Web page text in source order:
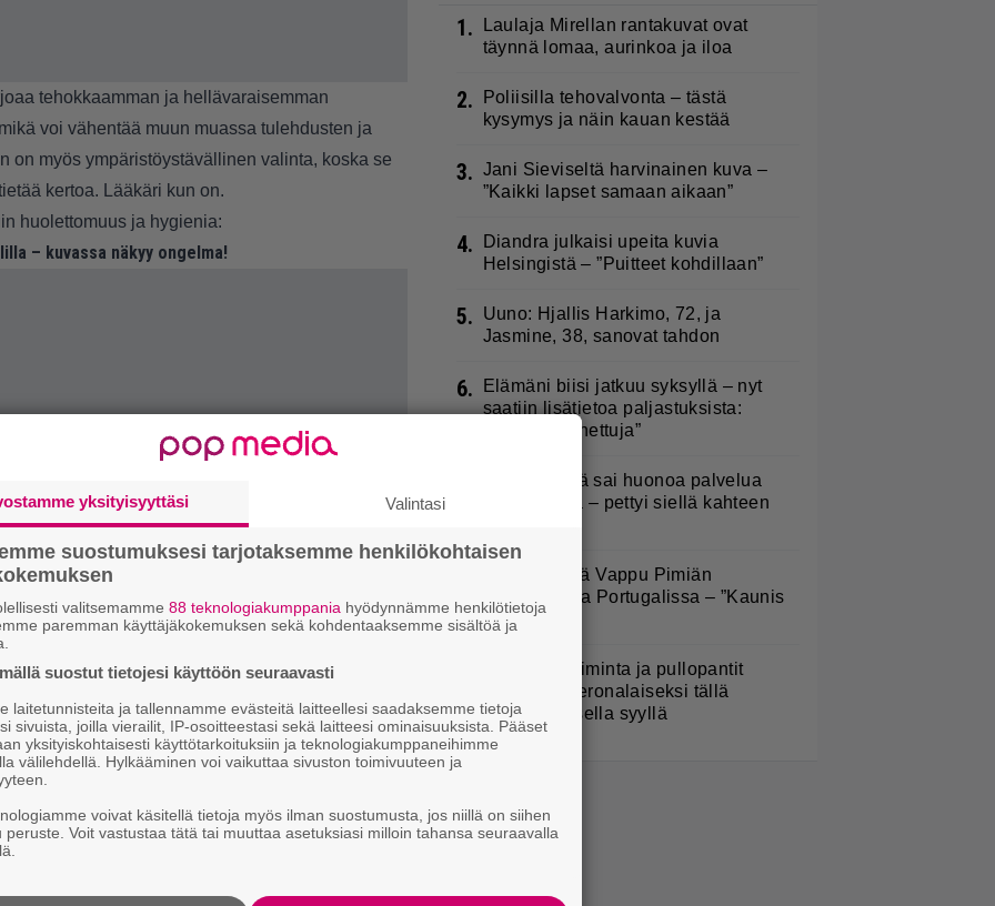
tehokkaamman ja hellävaraisemman
voi vähentää muun muassa tulehdusten ja
on myös ympäristöystävällinen valinta, koska se
kertoa. Lääkäri kun on.
huolettomuus ja hygienia:
– kuvassa näkyy ongelma!
hygieniaa, vaan tuo myös ripauksen luksusta
jotka arvostamme mukavuutta ja haluamme
sen pyyhkimällä paperilla vai pesemällä
1.
Laulaja Mirellan rantakuvat ovat
täynnä lomaa, aurinkoa ja iloa
2.
Poliisilla tehovalvonta – tästä
kysymys ja näin kauan kestää
3. Jani Sieviseltä harvinainen kuva –
”Kaikki lapset samaan aikaan”
4.
Diandra julkaisi upeita kuvia
Helsingistä – ”Puitteet kohdillaan”
5.
Uuno: Hjallis Harkimo, 72, ja
Jasmine, 38, sanovat tahdon
6.
Elämäni biisi jatkuu syksyllä – nyt
saatiin lisätietoa paljastuksista:
”Erittäin tunnettuja”
Vappu Pimiä sai huonoa palvelua
ravintolassa – pettyi siellä kahteen
Tältä näyttää Vappu Pimiän
perhelomalla Portugalissa – ”Kaunis
mekko”
Marjojen poiminta ja pullopantit
muuttuvat veronalaiseksi tällä
nimenomaisella syyllä
yksityisyyttäsi Valintasi
suostumuksesi tarjotaksemme henkilökohtaisen
valitsemamme 88 teknologiakumppania hyödynnämme henkilötietoja
paremman käyttäjäkokemuksen sekä kohdentaaksemme sisältöä ja
suostut tietojesi käyttöön seuraavasti
laitetunnisteita ja tallennamme evästeitä laitteellesi saadaksemme tietoja
sivuista, joilla vierailit, IP-osoitteestasi sekä laitteesi ominaisuuksista. Pääset
yksityiskohtaisesti käyttötarkoituksiin ja teknologiakumppaneihimme
välilehdellä. Hylkääminen voi vaikuttaa sivuston toimivuuteen ja
voivat käsitellä tietoja myös ilman suostumusta, jos niillä on siihen
peruste. Voit vastustaa tätä tai muuttaa asetuksiasi milloin tahansa seuraavalla